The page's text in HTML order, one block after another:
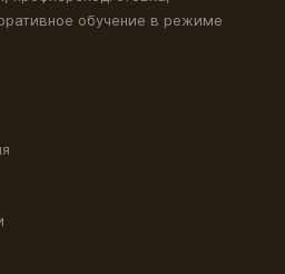
обучение в режиме